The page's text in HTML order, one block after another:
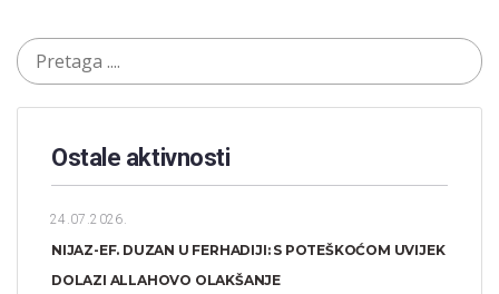
Ostale aktivnosti
24.07.2026.
NIJAZ-EF. DUZAN U FERHADIJI: S POTEŠKOĆOM UVIJEK
DOLAZI ALLAHOVO OLAKŠANJE